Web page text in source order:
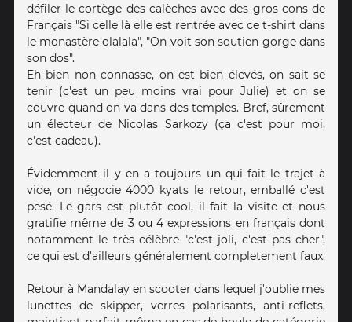
défiler le cortège des calèches avec des gros cons de
Français "Si celle là elle est rentrée avec ce t-shirt dans
le monastère olalala", "On voit son soutien-gorge dans
son dos".
Eh bien non connasse, on est bien élevés, on sait se
tenir (c'est un peu moins vrai pour Julie) et on se
couvre quand on va dans des temples. Bref, sûrement
un électeur de Nicolas Sarkozy (ça c'est pour moi,
c'est cadeau).
Évidemment il y en a toujours un qui fait le trajet à
vide, on négocie 4000 kyats le retour, emballé c'est
pesé. Le gars est plutôt cool, il fait la visite et nous
gratifie même de 3 ou 4 expressions en français dont
notamment le très célèbre "c'est joli, c'est pas cher",
ce qui est d'ailleurs généralement completement faux.
Retour à Mandalay en scooter dans lequel j'oublie mes
lunettes de skipper, verres polarisants, anti-reflets,